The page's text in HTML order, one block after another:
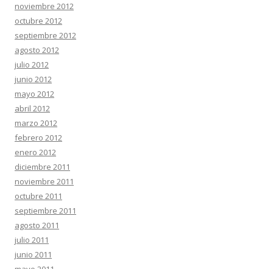
noviembre 2012
octubre 2012
septiembre 2012
agosto 2012
julio 2012
junio 2012
mayo 2012
abril 2012
marzo 2012
febrero 2012
enero 2012
diciembre 2011
noviembre 2011
octubre 2011
septiembre 2011
agosto 2011
julio 2011
junio 2011